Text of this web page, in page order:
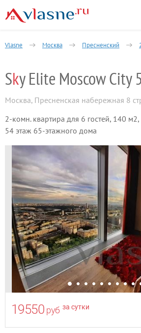
Vlasne Москва Пресненский
Sky Elite Moscow City
Москва, Пресненская набережная 8
2-комн. квартира для 6 гостей, 140 м2,
54 этаж 65-этажного дома
19550 руб за сутки